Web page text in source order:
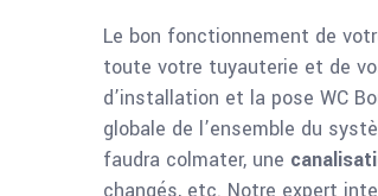
Le bon fonctionnement de
toute votre tuyauterie et de
d’installation et la pose WC
globale de l’ensemble du
faudra colmater, une
changés, etc. Notre expert